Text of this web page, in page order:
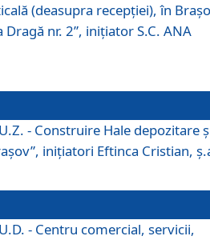
(deasupra recepţiei), în
Dragă nr. 2”, iniţiator S.C. ANA
- Construire Hale depozitare
iniţiatori Eftinca Cristian,
- Centru comercial, servicii,